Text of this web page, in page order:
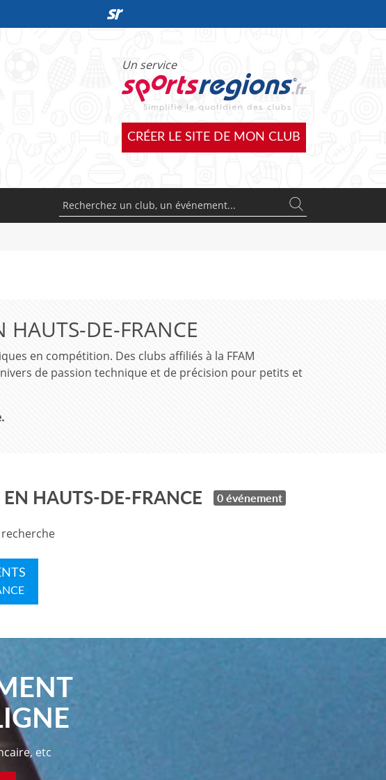
DE-FRANCE
en compétition. Des clubs affiliés à la FFAM
de passion technique et de précision pour petits et
HAUTS-DE-FRANCE 0 événement
etc
Un service
CRÉER LE SITE DE MON CLUB